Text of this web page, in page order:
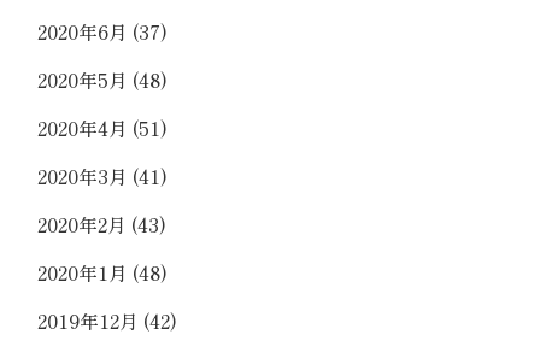
2020年6月 (37)
2020年5月 (48)
2020年4月 (51)
2020年3月 (41)
2020年2月 (43)
2020年1月 (48)
2019年12月 (42)